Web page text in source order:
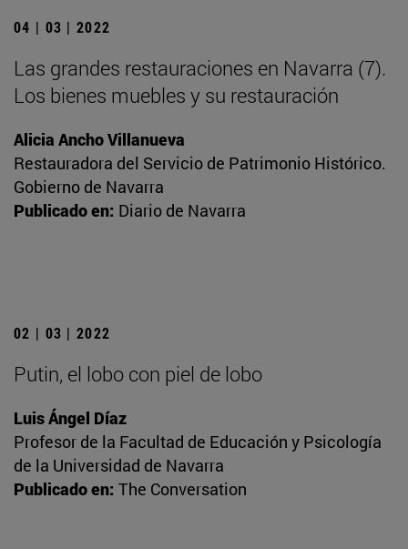
04 | 03 | 2022
Las grandes restauraciones en Navarra (7).
Los bienes muebles y su restauración
Alicia Ancho Villanueva
Restauradora del Servicio de Patrimonio Histórico.
Gobierno de Navarra
Publicado en: Diario de Navarra
02 | 03 | 2022
Putin, el lobo con piel de lobo
Luis Ángel Díaz
Profesor de la Facultad de Educación y Psicología
de la Universidad de Navarra
Publicado en: The Conversation